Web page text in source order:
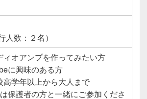
人数：２名）
ィオアンプを作ってみたい方
に興味のある方
高学年以上から大人まで
保護者の方と一緒にご参加くださ